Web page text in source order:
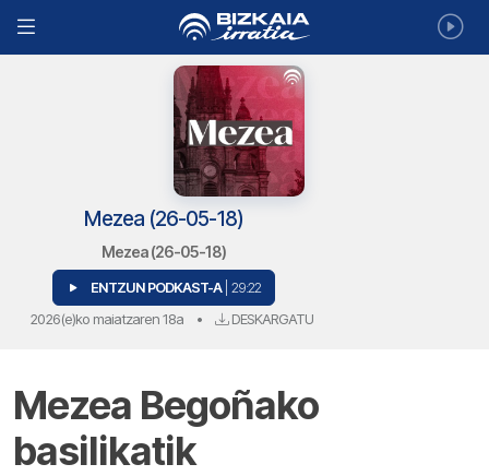
Mezea (26-05-18)
Mezea (26-05-18)
ENTZUN PODKAST-A | 29:22
2026(e)ko maiatzaren 18a • DESKARGATU
Mezea Begoñako
basilikatik